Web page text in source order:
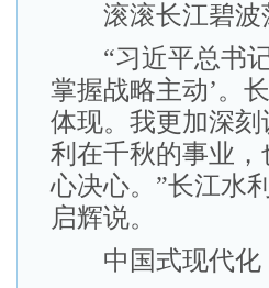
滚滚长江碧波
“习近平总书记
掌握战略主动’。
体现。我更加深
利在千秋的事业
心决心。”长江水
启辉说。
中国式现代化